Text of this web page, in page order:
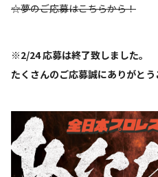
☆夢のご応募はこちらから！
※2/24 応募は終了致しました。
たくさんのご応募誠にありがとう